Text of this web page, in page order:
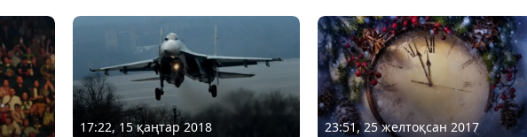
17:22, 15 қаңтар 2018 23:51, 25 желтоқсан 2017